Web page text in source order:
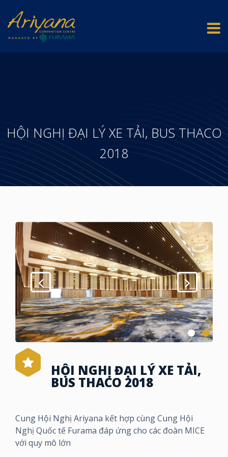
HỘI NGHỊ ĐẠI LÝ XE TẢI, BUS THACO
2018
HỘI NGHỊ ĐẠI LÝ XE TẢI,
BUS THACO 2018
Cung Hội Nghị Ariyana kết hợp cùng Cung Hội
Nghị Quốc tế Furama đáp ứng cho các đoàn MICE
với quy mô lớn